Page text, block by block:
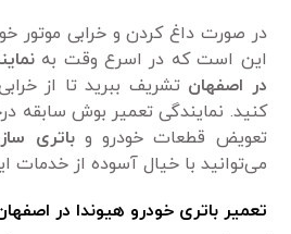
در صورت داغ کردن و خرابی موتور
این است که در اسرع وقت به
در اصفهان تشریف ببرید تا از
کنید. نمایندگی تعمیر بوش سابقه
تعویض قطعات خودرو وباتری
می‌توانید با خیال آسوده از خدمات
تعمیر باتری خودرو هیوندا در